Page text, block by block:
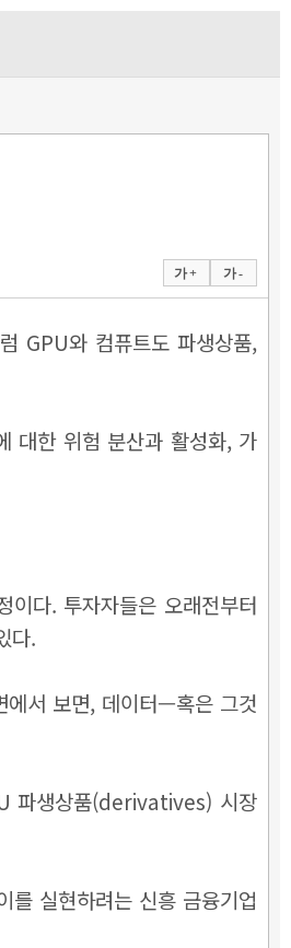
가 + 가 -
GPU와 컴퓨트도 파생상품,
대한 위험 분산과 활성화, 가
다. 투자자들은 오래전부터
다.
에서 보면, 데이터—혹은 그것
파생상품(derivatives) 시장
실현하려는 신흥 금융기업